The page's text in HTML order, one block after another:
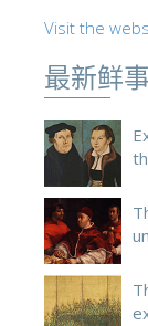
Visit the
最新鲜